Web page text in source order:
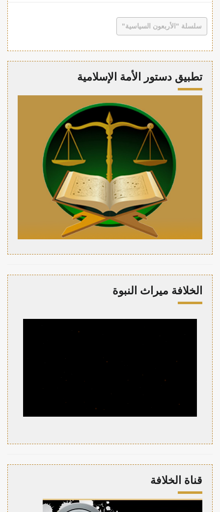
سلسلة "الأربعون السياسية"
تطبيق دستور الأمة الإسلامية
الخلافة ميراث النبوة
قناة الخلافة